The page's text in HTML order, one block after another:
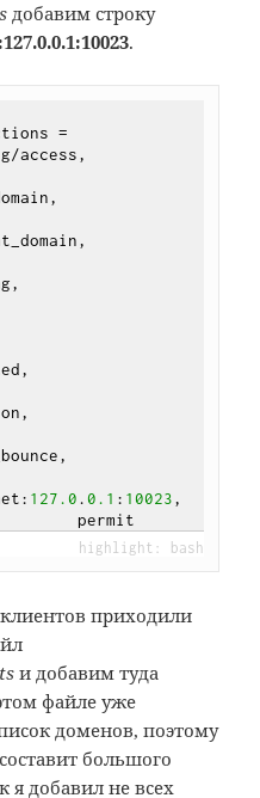
добавим строку
.
=
access,
127.0.0.1 : 10023,
приходили
и добавим туда
файле уже
доменов, поэтому
большого
я добавил не всех